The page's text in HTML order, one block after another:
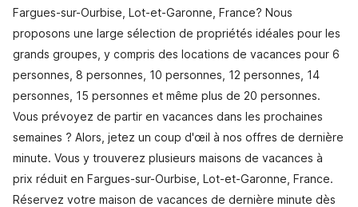
Fargues-sur-Ourbise, Lot-et-Garonne, France? Nous
proposons une large sélection de propriétés idéales pour les
grands groupes, y compris des locations de vacances pour 6
personnes, 8 personnes, 10 personnes, 12 personnes, 14
personnes, 15 personnes et même plus de 20 personnes.
Vous prévoyez de partir en vacances dans les prochaines
semaines ? Alors, jetez un coup d'œil à nos offres de dernière
minute. Vous y trouverez plusieurs maisons de vacances à
prix réduit en Fargues-sur-Ourbise, Lot-et-Garonne, France.
Réservez votre maison de vacances de dernière minute dès